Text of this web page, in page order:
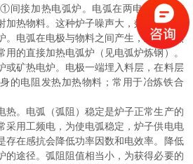
间接加热电弧炉。电弧在两电极之间产
热物料。这种炉子噪声大，效率低，渐
电弧在电极与物料之间产生，直接加热
的直接加热电弧炉（见电弧炉炼钢）。
矿热电炉。电极一端埋入料层，在料层
的电阻发热加热物料；常用于冶炼铁合
热。电弧（弧阻）稳定是炉子正常生产的
采用工频电，为使电弧稳定，炉子供电电
存在感抗会降低功率因数和电效率。降低
的途径。弧阻阻值相当小，为获得必要的